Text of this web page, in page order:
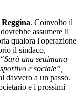
Reggina. Coinvolto il
assumere il
qualora l'operazione
il sindaco,
“Sarà una settimana
e sociale”,
davvero a un passo.
e i prossimi